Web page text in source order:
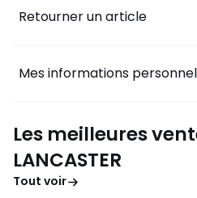
Retourner un article
Mes informations
Les meilleures
LANCASTER
Tout voir